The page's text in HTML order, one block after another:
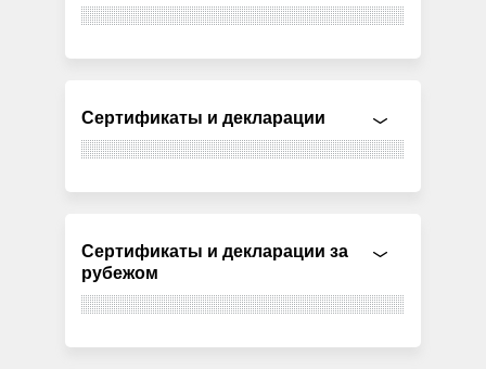
Сертификаты и декларации
Сертификаты и декларации за
рубежом